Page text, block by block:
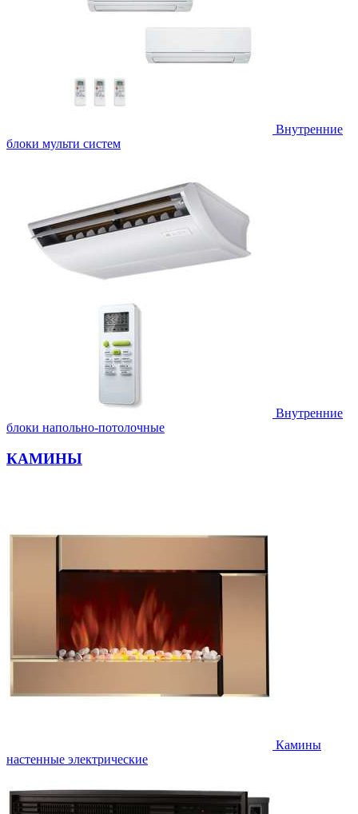
Внутренние
блоки мульти систем
Внутренние
блоки напольно-потолочные
КАМИНЫ
Камины
настенные электрические